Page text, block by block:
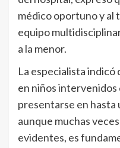
médico oportuno y al
equipo
a la menor.
La especialista
en niños intervenidos
presentarse en hasta
aunque muchas
evidentes, es